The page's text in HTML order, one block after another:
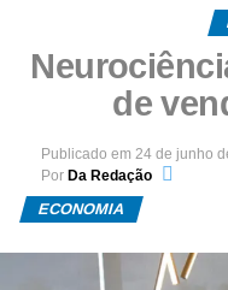
de
Publicado em 24 de junho
Por Da Redação
ECONOMIA